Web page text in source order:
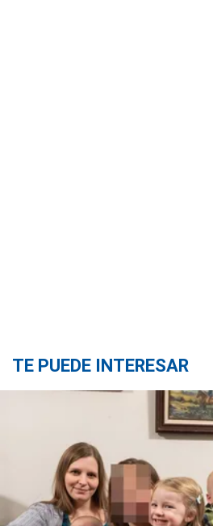
TE PUEDE INTERESAR